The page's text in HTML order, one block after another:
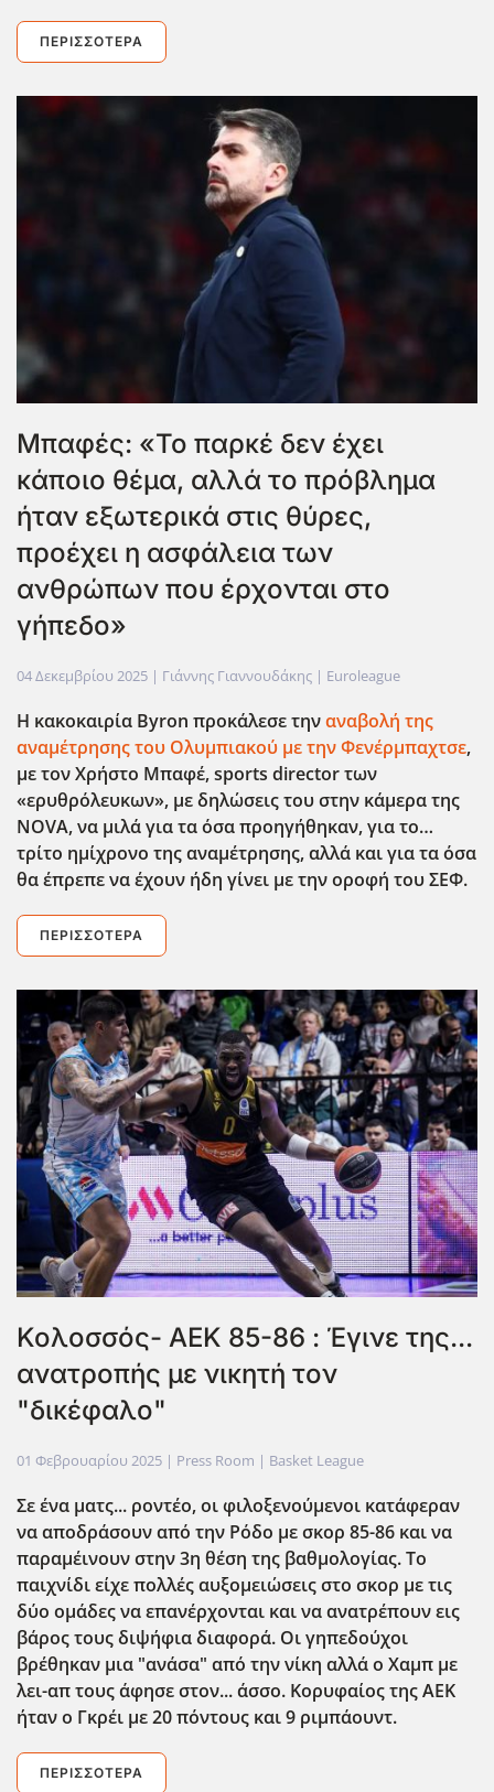
ΠΕΡΙΣΣΌΤΕΡΑ
Μπαφές: «Το παρκέ δεν έχει
κάποιο θέμα, αλλά το πρόβλημα
ήταν εξωτερικά στις θύρες,
προέχει η ασφάλεια των
ανθρώπων που έρχονται στο
γήπεδο»
04 Δεκεμβρίου 2025 | Γιάννης Γιαννουδάκης | Euroleague
Η κακοκαιρία Byron προκάλεσε τηναναβολή της
αναμέτρησης του Ολυμπιακού με την Φενέρμπαχτσε,
με τον Χρήστο Μπαφέ, sports directorτων
«ερυθρόλευκων», με δηλώσεις του στην κάμερα της
NOVA, να μιλά για τα όσα προηγήθηκαν, για το…
τρίτο ημίχρονο της αναμέτρησης, αλλά και για τα όσα
θα έπρεπε να έχουν ήδη γίνει με την οροφή του ΣΕΦ.
ΠΕΡΙΣΣΌΤΕΡΑ
Κολοσσός- ΑΕΚ 85-86 : Έγινε της...
ανατροπής με νικητή τον
"δικέφαλο"
01 Φεβρουαρίου 2025 | Press Room | Basket League
Σε ένα ματς... ροντέο, οι φιλοξενούμενοι κατάφεραν
να αποδράσουν από την Ρόδο με σκορ 85-86 και να
παραμέινουν στην 3η θέση της βαθμολογίας. Το
παιχνίδι είχε πολλές αυξομειώσεις στο σκορ με τις
δύο ομάδες να επανέρχονται και να ανατρέπουν εις
βάρος τους διψήφια διαφορά. Οι γηπεδούχοι
βρέθηκαν μια "ανάσα" από την νίκη αλλά ο Χαμπ με
λει-απ τους άφησε στον... άσσο. Κορυφαίος της ΑΕΚ
ήταν ο Γκρέι με 20 πόντους και 9 ριμπάουντ.
ΠΕΡΙΣΣΌΤΕΡΑ